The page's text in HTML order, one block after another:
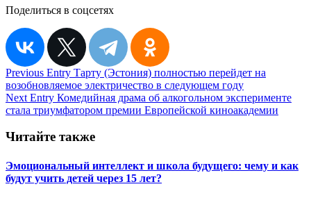
Поделиться в соцсетях
Навигация
по
записям
Previous Entry Тарту (Эстония) полностью перейдет на
возобновляемое электричество в следующем году
Next Entry Комедийная драма об алкогольном эксперименте
стала триумфатором премии Европейской киноакадемии
Читайте также
Эмоциональный интеллект и школа будущего: чему и как
будут учить детей через 15 лет?